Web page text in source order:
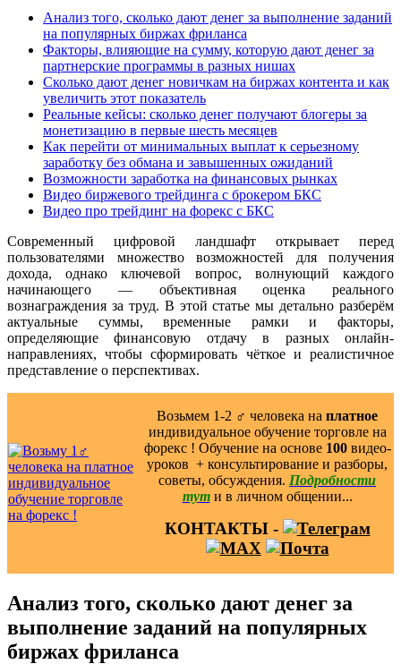
Анализ того, сколько дают денег за выполнение заданий
на популярных биржах фриланса
Факторы, влияющие на сумму, которую дают денег за
партнерские программы в разных нишах
Сколько дают денег новичкам на биржах контента и как
увеличить этот показатель
Реальные кейсы: сколько денег получают блогеры за
монетизацию в первые шесть месяцев
Как перейти от минимальных выплат к серьезному
заработку без обмана и завышенных ожиданий
Возможности заработка на финансовых рынках
Видео биржевого трейдинга с брокером БКС
Видео про трейдинг на форекс с БКС
Современный цифровой ландшафт открывает перед
пользователями множество возможностей для получения
дохода, однако ключевой вопрос, волнующий каждого
начинающего — объективная оценка реального
вознаграждения за труд. В этой статье мы детально разберём
актуальные суммы, временные рамки и факторы,
определяющие финансовую отдачу в разных онлайн-
направлениях, чтобы сформировать чёткое и реалистичное
представление о перспективах.
Возьмем 1-2 ‍♂️ человека на платное
индивидуальное обучение торговле на
форекс ! Обучение на основе 100видео-
уроков ️ + консультирование и разборы,
советы, обсуждения. Подробности
тут и в личном общении...
КОНТАКТЫ -
Анализ того, сколько дают денег за
выполнение заданий на популярных
биржах фриланса